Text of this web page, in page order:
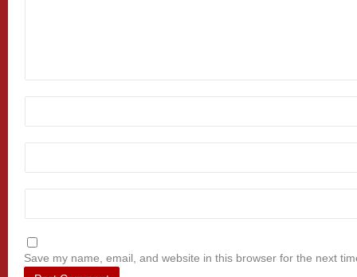
Save my name, email, and website in this browser for the next